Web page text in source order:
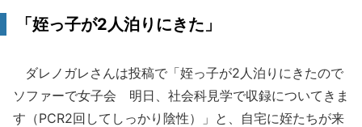
「姪っ子が2人泊りにきた」
ダレノガレさんは投稿で「姪っ子が2人泊りにきたので
ソファーで女子会 明日、社会科見学で収録についてきま
す（PCR2回してしっかり陰性）」と、自宅に姪たちが来